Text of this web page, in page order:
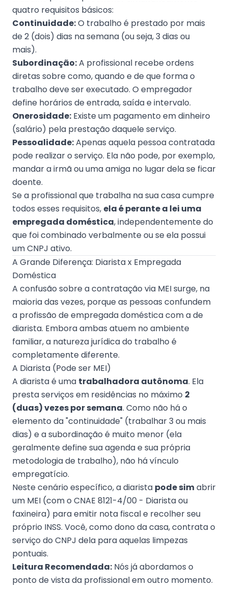
quatro requisitos básicos:
Continuidade:O trabalho é prestado por mais
de 2 (dois) dias na semana (ou seja, 3 dias ou
mais).
Subordinação:A profissional recebe ordens
diretas sobre como, quando e de que forma o
trabalho deve ser executado. O empregador
define horários de entrada, saída e intervalo.
Onerosidade: Existe um pagamento em dinheiro
(salário) pela prestação daquele serviço.
Pessoalidade:Apenas aquela pessoa contratada
pode realizar o serviço. Ela não pode, por exemplo,
mandar a irmã ou uma amiga no lugar dela se ficar
doente.
Se a profissional que trabalha na sua casa cumpre
todos esses requisitos, ela é perante a lei uma
empregada doméstica, independentemente do
que foi combinado verbalmente ou se ela possui
um CNPJ ativo.
A Grande Diferença: Diarista x Empregada
Doméstica
A confusão sobre a contratação via MEI surge, na
maioria das vezes, porque as pessoas confundem
a profissão de empregada doméstica com a de
diarista. Embora ambas atuem no ambiente
familiar, a natureza jurídica do trabalho é
completamente diferente.
A Diarista (Pode ser MEI)
A diarista é uma trabalhadora autônoma. Ela
presta serviços em residências no máximo 2
(duas) vezes por semana. Como não há o
elemento da "continuidade" (trabalhar 3 ou mais
dias) e a subordinação é muito menor (ela
geralmente define sua agenda e sua própria
metodologia de trabalho), não há vínculo
empregatício.
Neste cenário específico, a diarista pode simabrir
um MEI (com o CNAE 8121-4/00 - Diarista ou
faxineira) para emitir nota fiscal e recolher seu
próprio INSS. Você, como dono da casa, contrata o
serviço do CNPJ dela para aquelas limpezas
pontuais.
Leitura Recomendada: Nós já abordamos o
ponto de vista da profissional em outro momento.